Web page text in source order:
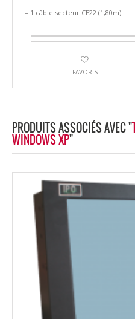
– 1 câble secteur CE22 (1,80m)
FAVORIS
PRODUITS ASSOCIÉS AVEC "
WINDOWS XP"